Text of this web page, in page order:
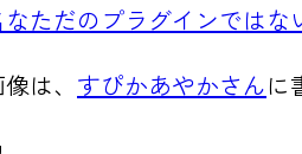
ただのプラグインではな
は、 すぴかあやかさんに